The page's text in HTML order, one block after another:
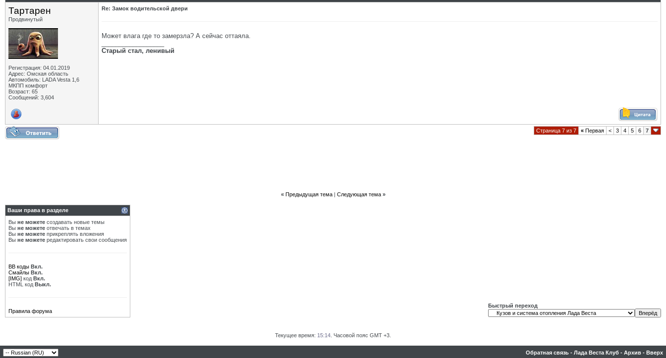
Тартарен
Продвинутый
Регистрация: 04.01.2019
Адрес: Омская область
Автомобиль: LADA Vesta 1,6
МКПП комфорт
Возраст: 65
Сообщений: 3,604
Re: Замок водительской двери
Может влага где то замерзла? А сейчас оттаяла.
Старый стал, ленивый
Страница 7 из 7 « Первая < 3 4 5 6 7
« Предыдущая тема| Следующая тема »
Ваши права в разделе
Вы не можете создавать новые темы
Вы не можете отвечать в темах
Вы не можете прикреплять вложения
Вы не можете редактировать свои сообщения
BB коды Вкл.
Смайлы Вкл.
[IMG] код Вкл.
HTML код Выкл.
Правила форума
Быстрый переход
Текущее время: 15:14 . Часовой пояс GMT +3.
Обратная связь - Лада Веста Клуб - Архив - Вверх